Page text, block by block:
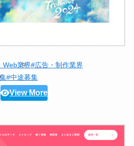
Web業界#広告・制作業界
#中途募集
View More